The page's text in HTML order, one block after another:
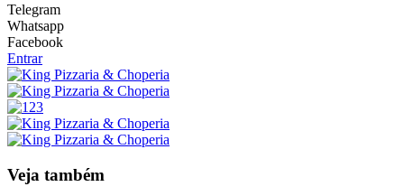
Telegram
Whatsapp
Facebook
Entrar
Veja também